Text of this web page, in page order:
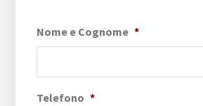
Nome e Cognome *
Telefono *